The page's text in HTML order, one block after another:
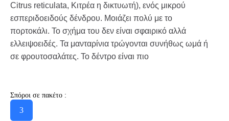
Citrus reticulata, Κιτρέα η δικτυωτή), ενός μικρού
εσπεριδοειδούς δένδρου. Μοιάζει πολύ με το
πορτοκάλι. Το σχήμα του δεν είναι σφαιρικό αλλά
ελλειψοειδές. Τα μανταρίνια τρώγονται συνήθως ωμά ή
σε φρουτοσαλάτες. Το δέντρο είναι πιο
Σπόροι σε πακέτο :
3